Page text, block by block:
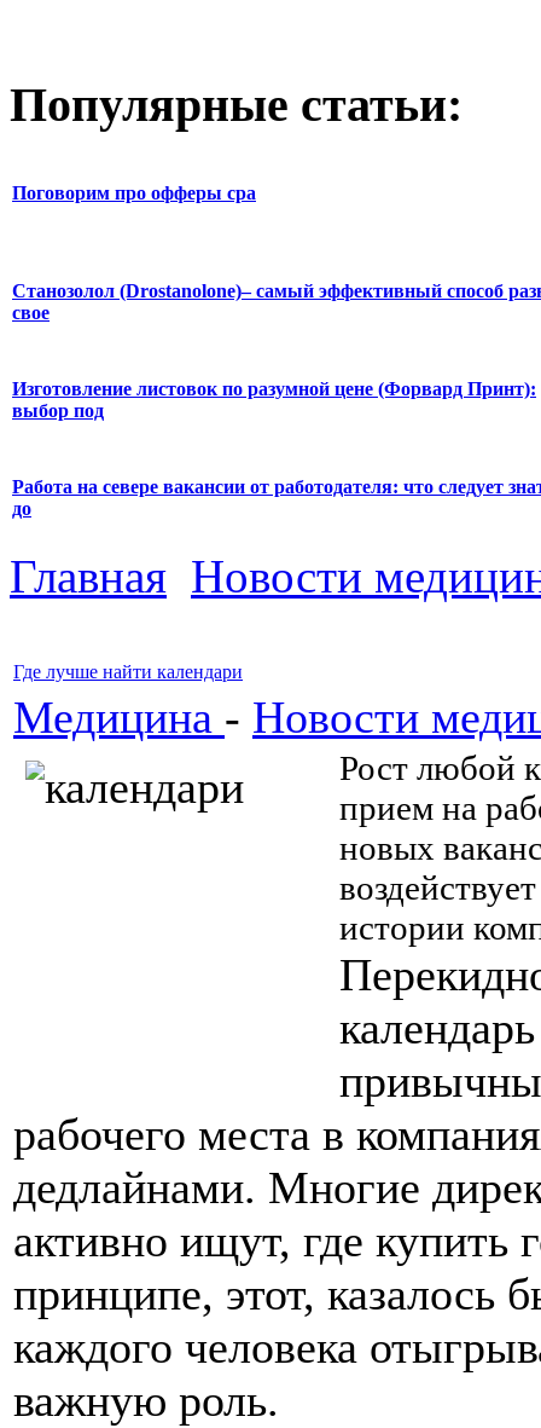
Популярные статьи:
Поговорим про офферы cpa
Станозолол (Drostanolone)– самый эффективный способ
свое
Изготовление листовок по разумной цене (Форвард Принт):
выбор под
Работа на севере вакансии от работодателя: что следует
до
Главная Новости
Где лучше найти календари
Медицина - Новости
Рост любой
прием на
новых
истории
рабочего места в
дедлайнами. Многие
активно ищут, где купить
принципе, этот, казалось
каждого человека
важную роль.